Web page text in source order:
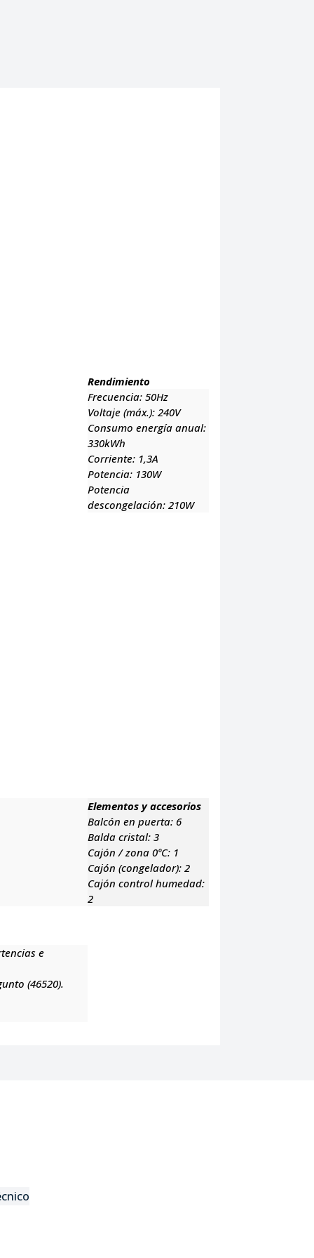
Rendimiento
Frecuencia:50Hz
Voltaje (máx.):240V
Consumo energía anual:
330kWh
Corriente: 1,3A
Potencia: 130W
Potencia
descongelación:210W
Elementos y accesorios
Balcón en puerta: 6
Balda cristal:3
Cajón / zona 0ºC: 1
Cajón (congelador):2
Cajón control humedad:
2
e
(46520).